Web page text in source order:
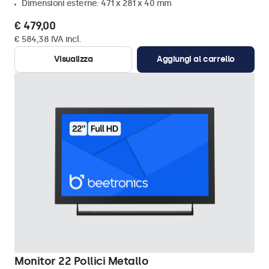
Dimensioni esterne: 471 x 281 x 40 mm
€ 479,00
€ 584,38 IVA incl.
Visualizza
Aggiungi al carrello
Monitor 22 Pollici Metallo